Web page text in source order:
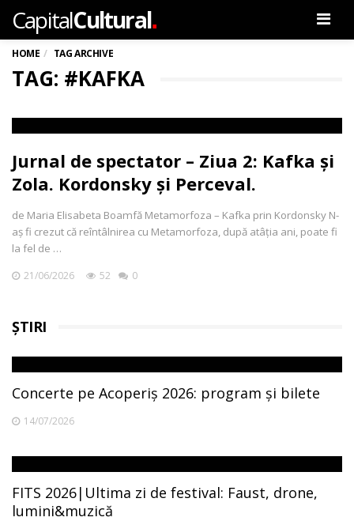
CapitalCultural.
HOME TAG ARCHIVE
TAG: #KAFKA
Jurnal de spectator – Ziua 2: Kafka și
Zola. Kordonsky și Perceval.
de Maria Elisabeta Boamfă Metamorfoza – Kafka prin Kordonsky N-
aș fi crezut că reîntâlnirea cu Metamorfoza, după atâția ani, poate fi
la fel de …
21/06/2026 52 0
ȘTIRI
Concerte pe Acoperiș 2026: program și bilete
14/07/2026
FITS 2026|Ultima zi de festival: Faust, drone,
lumini&muzică